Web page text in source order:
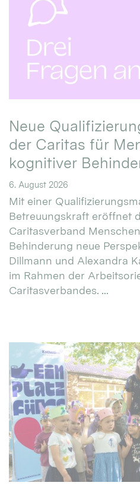
Neue
der Caritas für
kognitiver
6. August 2026
Mit einer
Betreuungskraft eröffnet
Caritasverband
Behinderung neue
Dillmann und Alexandra
im Rahmen der
Caritasverbandes. ...